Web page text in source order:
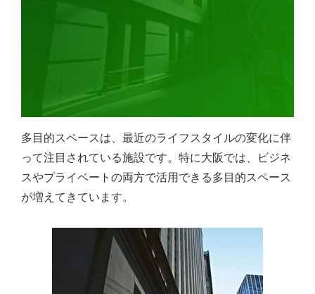
多目的スペースは、最近のライフスタイルの変化に伴
って注目されている施設です。特に大阪では、ビジネ
スやプライベートの両方で活用できる多目的スペース
が増えてきています。